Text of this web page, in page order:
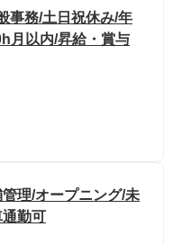
事務/土日祝休み/年
月以内/昇給・賞与
理/オープニング/未
勤可